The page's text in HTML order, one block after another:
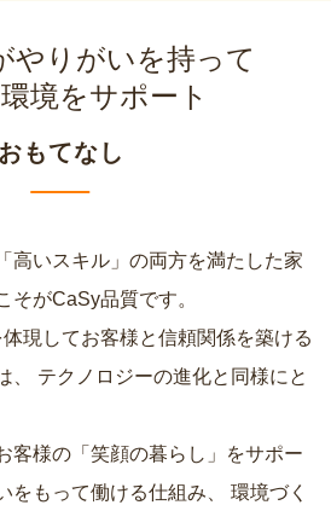
やりがいを持って
境をサポート
おもてなし
高いスキル」の両方を満たした家
そがCaSy品質です。
現してお客様と信頼関係を築ける
、
客様の「笑顔の暮らし」をサポー
をもって働ける仕組み、